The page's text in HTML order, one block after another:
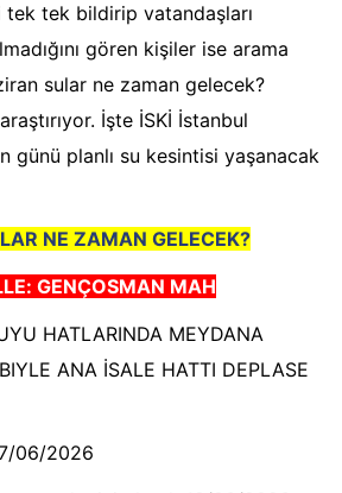
tek bildirip vatandaşları
gören kişiler ise arama
sular ne zaman gelecek?
İşte İSKİ İstanbul
günü planlı su kesintisi yaşanacak
NE ZAMAN GELECEK?
GENÇOSMAN MAH
HATLARINDA MEYDANA
ANA İSALE HATTI DEPLASE
06/2026